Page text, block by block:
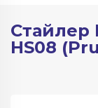
Стайлер
HS08